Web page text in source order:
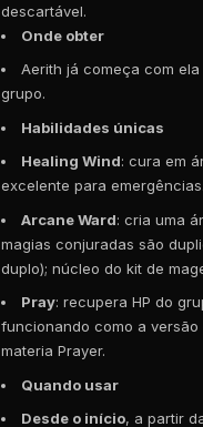
descartável.
Onde obter
Aerith já começa com
grupo.
Habilidades únicas
Healing Wind: cura em
excelente para emergências.
Arcane Ward: cria uma
magias conjuradas são
duplo); núcleo do kit de
Pray: recupera HP do
funcionando como a versão
materia Prayer.
Quando usar
Desde o início, a partir